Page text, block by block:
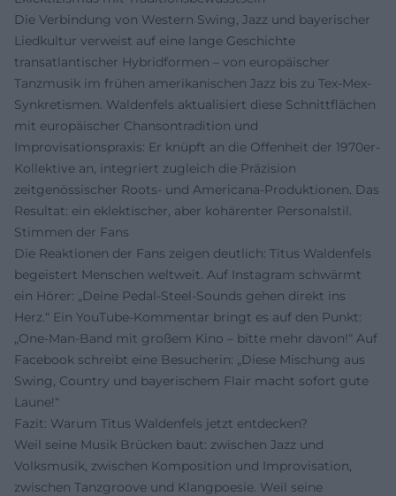
Die Verbindung von Western Swing, Jazz und bayerischer
Liedkultur verweist auf eine lange Geschichte
transatlantischer Hybridformen – von europäischer
Tanzmusik im frühen amerikanischen Jazz bis zu Tex-Mex-
Synkretismen. Waldenfels aktualisiert diese Schnittflächen
mit europäischer Chansontradition und
Improvisationspraxis: Er knüpft an die Offenheit der 1970er-
Kollektive an, integriert zugleich die Präzision
zeitgenössischer Roots- und Americana-Produktionen. Das
Resultat: ein eklektischer, aber kohärenter Personalstil.
Stimmen der Fans
Die Reaktionen der Fans zeigen deutlich: Titus Waldenfels
begeistert Menschen weltweit. Auf Instagram schwärmt
ein Hörer: „Deine Pedal-Steel-Sounds gehen direkt ins
Herz.“ Ein YouTube-Kommentar bringt es auf den Punkt:
„One-Man-Band mit großem Kino – bitte mehr davon!“ Auf
Facebook schreibt eine Besucherin: „Diese Mischung aus
Swing, Country und bayerischem Flair macht sofort gute
Laune!“
Fazit: Warum Titus Waldenfels jetzt entdecken?
Weil seine Musik Brücken baut: zwischen Jazz und
Volksmusik, zwischen Komposition und Improvisation,
zwischen Tanzgroove und Klangpoesie. Weil seine